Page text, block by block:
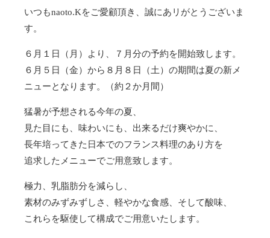
いつもnaoto.Kをご愛顧頂き、誠にあリがとうございま
す。
６月１日（月）より、７月分の予約を開始致します。
６月５日（金）から８月８日（土）の期間は夏の新メ
ニューとなります。（約２か月間）
猛暑が予想される今年の夏、
見た目にも、味わいにも、出来るだけ爽やかに、
長年培ってきた日本でのフランス料理のあり方を
追求したメニューでご用意致します。
極力、乳脂肪分を減らし、
素材のみずみずしさ、軽やかな食感、そして酸味、
これらを駆使して構成でご用意いたします。